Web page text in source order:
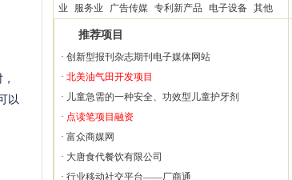
以
业
服务业 广告传媒 专利新产品 电子设备 其他
推荐项目
· 创新型报刊杂志期刊电子媒体网站
· 北美油气田开发项目
· 儿童急需的一种安全、功效型儿童护牙剂
· 点读笔项目融资
· 富众商媒网
· 大唐食代餐饮有限公司
· 行业移动社交平台——厂商通